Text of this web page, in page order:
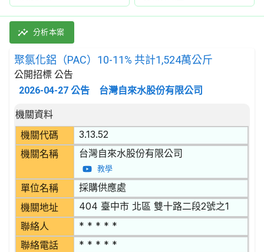
聚氯化鋁（PAC）10-11% 共計1,524萬公斤 招標公告 | 案號
採購類別：財物類 基本化學產品 | 招標方式：公開招標 |
分析本案
聚氯化鋁（PAC）10-11% 共計1,524萬公斤
公開招標 公告
2026-04-27 公告 台灣自來水股份有限公司
招標公告詳細內容
機關資料
機關代碼
3.13.52
機關名稱 台灣自來水股份有限公司
教學
單位名稱 採購供應處
機關地址 404 臺中市 北區 雙十路二段2號之1
聯絡人 * * * * *
聯絡電話 * * * * *